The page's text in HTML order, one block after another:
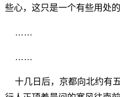
些心，这只是一个有些用处
……
……
十几日后，京都向北约有